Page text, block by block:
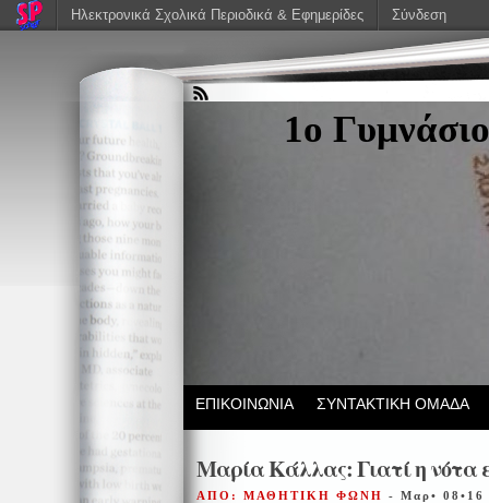
1ο
ΕΠΙΚΟΙΝΩΝΙΑ ΣΥΝΤΑΚΤΙΚΗ ΟΜΑΔΑ
Μαρία Κάλλας: Γιατί η νότα
ΑΠΟ: ΜΑΘΗΤΙΚΗ ΦΩΝΗ - Μαρ• 08•16
Ηλεκτρονικά Σχολικά Περιοδικά & Εφημερίδες Σύνδεση